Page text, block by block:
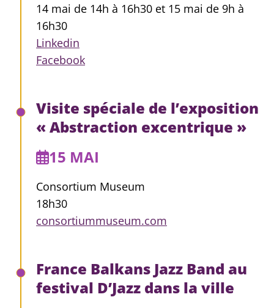
14 mai de 14h à 16h30 et 15 mai de 9h à
16h30
Linkedin
Facebook
Visite spéciale de l’exposition
« Abstraction excentrique »
15 MAI
Consortium Museum
18h30
consortiummuseum.com
France Balkans Jazz Band au
festival D’Jazz dans la ville